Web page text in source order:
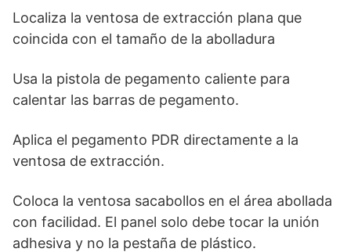
Localiza la ventosa de extracción plana que
coincida con el tamaño de la abolladura
Usa la pistola de pegamento caliente para
calentar las barras de pegamento.
Aplica el pegamento PDR directamente a la
ventosa de extracción.
Coloca la ventosa sacabollos en el área abollada
con facilidad. El panel solo debe tocar la unión
adhesiva y no la pestaña de plástico.